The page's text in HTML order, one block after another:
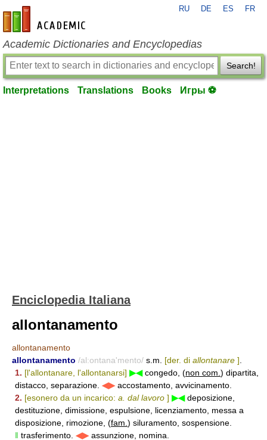
en-academic.com
RU DE ES FR
Academic Dictionaries and Encyclopedias
Search!
Interpretations Translations Books Игры ⚽
Enciclopedia Italiana
allontanamento
allontanamento
allontanamento /al:ontana'mento/ s.m. [der. di allontanare ]
1. [l'allontanare, l'allontanarsi] ▶◀congedo, (non com. ) dipartita,
distacco, separazione. ◀▶accostamento, avvicinamento.
2. [esonero da un incarico: a. dal lavoro ] ▶◀deposizione,
destituzione, dimissione, espulsione, licenziamento, messa a
disposizione, rimozione, (fam. ) siluramento, sospensione.
‖ trasferimento. ◀▶assunzione, nomina.